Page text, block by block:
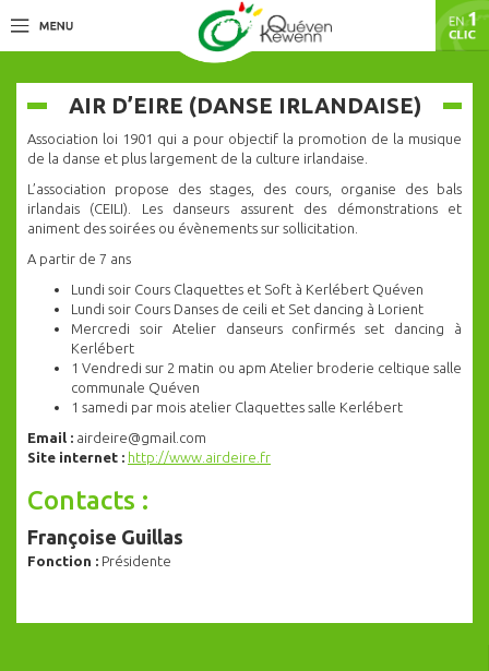
AIR D’EIRE (DANSE IRLANDAISE)
Association loi 1901 qui a pour objectif la promotion de la musique
de la danse et plus largement de la culture irlandaise.
L’association propose des stages, des cours, organise des bals
irlandais (CEILI). Les danseurs assurent des démonstrations et
animent des soirées ou évènements sur sollicitation.
A partir de 7 ans
Lundi soir Cours Claquettes et Soft à Kerlébert Quéven
Lundi soir Cours Danses de ceili et Set dancing à Lorient
Mercredi soir Atelier danseurs confirmés set dancing à
Kerlébert
1 Vendredi sur 2 matin ou apm Atelier broderie celtique salle
communale Quéven
1 samedi par mois atelier Claquettes salle Kerlébert
Email : airdeire@gmail.com
Site internet : http://www.airdeire.fr
Contacts :
Françoise Guillas
Fonction : Présidente